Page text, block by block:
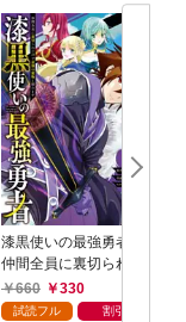
漆黒使いの最強勇者
仲間全員に裏切られた
ので最強の魔物と組み
ます 1巻
660 330
試読フル 割引